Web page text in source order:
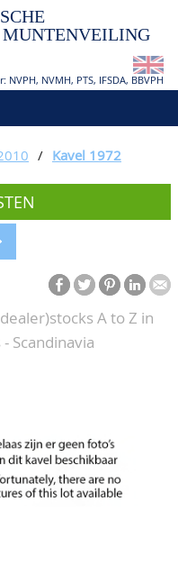
MUNTENVEILING
NVPH, NVMH, PTS, IFSDA, BBVPH
/ Kavel 1972
A to Z in
Scandinavia